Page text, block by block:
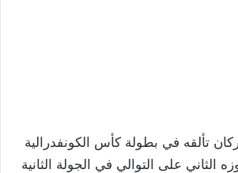
تألقه في بطولة كأس الكونفدرالية
الثاني على التوالي في الجولة الثانية